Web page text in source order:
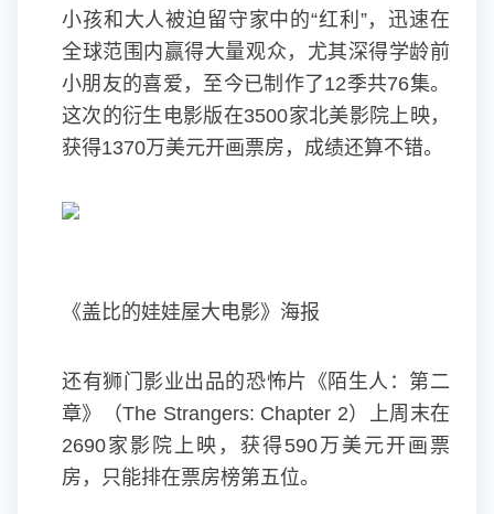
小孩和大人被迫留守家中的“红利”，迅速在
全球范围内赢得大量观众，尤其深得学龄前
小朋友的喜爱，至今已制作了12季共76集。
这次的衍生电影版在3500家北美影院上映，
获得1370万美元开画票房，成绩还算不错。
《盖比的娃娃屋大电影》海报
还有狮门影业出品的恐怖片《陌生人：第二
章》（The Strangers: Chapter 2）上周末在
2690家影院上映，获得590万美元开画票
房，只能排在票房榜第五位。